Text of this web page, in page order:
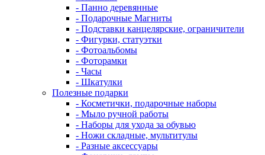
- Панно деревянные
- Подарочные Магниты
- Подставки канцелярские, ограничители
- Фигурки, статуэтки
- Фотоальбомы
- Фоторамки
- Часы
- Шкатулки
Полезные подарки
- Косметички, подарочные наборы
- Мыло ручной работы
- Наборы для ухода за обувью
- Ножи складные, мультитулы
- Разные аксессуары